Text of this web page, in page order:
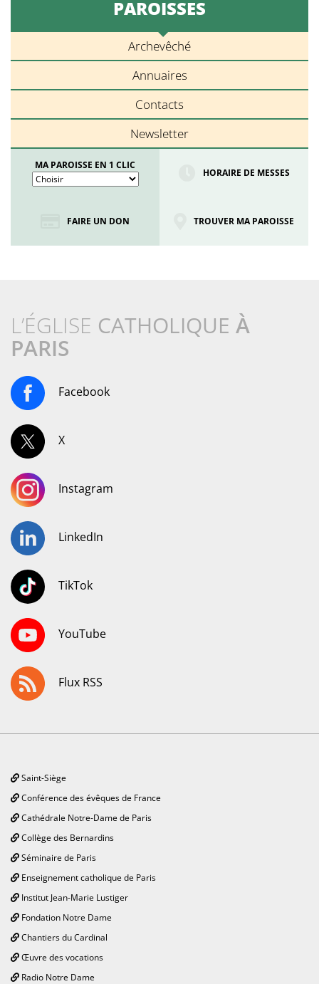
PAROISSES
Archevêché
Annuaires
Contacts
Newsletter
MA PAROISSE EN 1 CLIC
HORAIRE DE MESSES
FAIRE UN DON TROUVER MA PAROISSE
L’ÉGLISE CATHOLIQUE À
PARIS
Facebook
X
Instagram
LinkedIn
TikTok
YouTube
Flux RSS
Saint-Siège
Conférence des évêques de France
Cathédrale Notre-Dame de Paris
Collège des Bernardins
Séminaire de Paris
Enseignement catholique de Paris
Institut Jean-Marie Lustiger
Fondation Notre Dame
Chantiers du Cardinal
Œuvre des vocations
Radio Notre Dame